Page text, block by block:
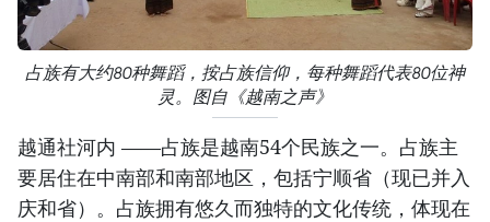
占族有大约80种舞蹈，按占族信仰，每种舞蹈代表80位神
灵。图自《越南之声》
越通社河内 ——占族是越南54个民族之一。占族主
要居住在中南部和南部地区，包括宁顺省（现已并入
庆和省）。占族拥有悠久而独特的文化传统，体现在